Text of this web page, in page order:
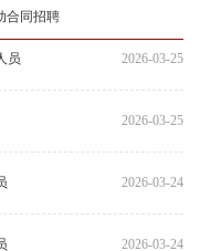
合同招聘
2026-03-25
员
2026-03-25
2026-03-24
2026-03-24